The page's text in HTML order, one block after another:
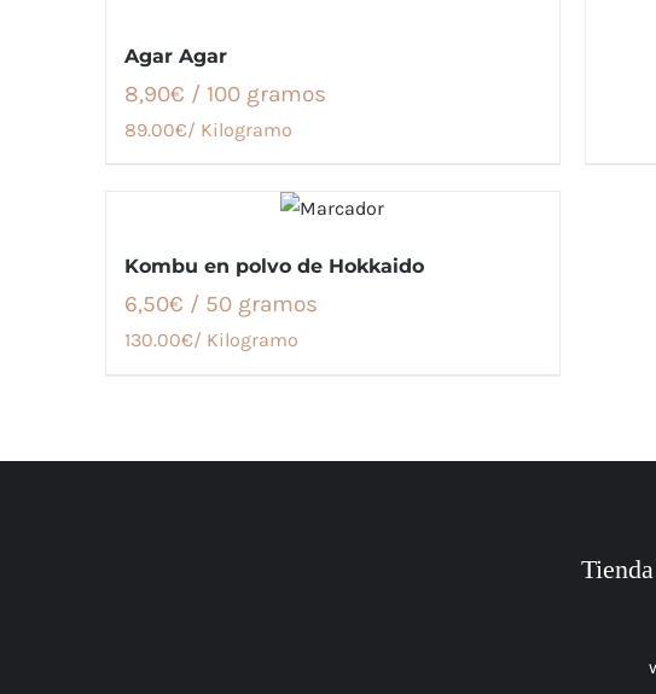
Agar Agar
8,90€ / 100 gramos
89.00€/ Kilogramo
Kombu en polvo de Hokkaido
6,50€ / 50 gramos
130.00€/ Kilogramo